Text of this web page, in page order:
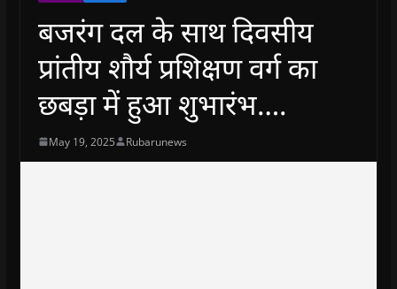
बजरंग दल के साथ दिवसीय
प्रांतीय शौर्य प्रशिक्षण वर्ग का
छबड़ा में हुआ शुभारंभ….
May 19, 2025 Rubarunews